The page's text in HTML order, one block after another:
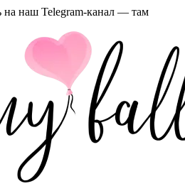
на наш Telegram-канал — там